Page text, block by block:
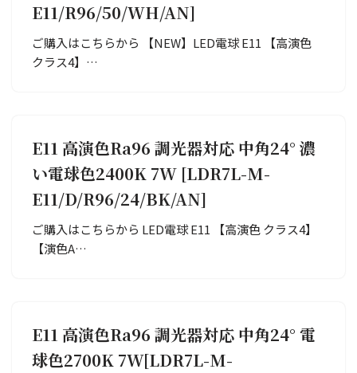
E11/R96/50/WH/AN]
ご購入はこちらから 【NEW】LED電球 E11 【高演色
クラス4】…
E11 高演色Ra96 調光器対応 中角24° 濃
い電球色2400K 7W [LDR7L-M-
E11/D/R96/24/BK/AN]
ご購入はこちらから LED電球 E11 【高演色 クラス4】
【演色A…
E11 高演色Ra96 調光器対応 中角24° 電
球色2700K 7W[LDR7L-M-